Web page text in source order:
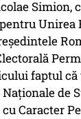
Simion,
Unirea
faptul că
de
Caracter